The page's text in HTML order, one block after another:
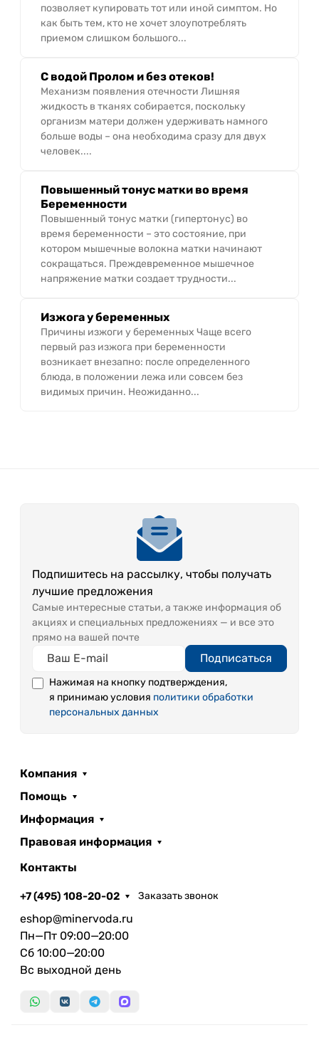
позволяет купировать тот или иной симптом. Но
как быть тем, кто не хочет злоупотреблять
приемом слишком большого...
С водой Пролом и без отеков!
Механизм появления отечности Лишняя
жидкость в тканях собирается, поскольку
организм матери должен удерживать намного
больше воды – она необходима сразу для двух
человек....
Повышенный тонус матки во время
Беременности
Повышенный тонус матки (гипертонус) во
время беременности – это состояние, при
котором мышечные волокна матки начинают
сокращаться. Преждевременное мышечное
напряжение матки создает трудности...
Изжога у беременных
Причины изжоги у беременных Чаще всего
первый раз изжога при беременности
возникает внезапно: после определенного
блюда, в положении лежа или совсем без
видимых причин. Неожиданно...
Подпишитесь на рассылку, чтобы получать
лучшие предложения
Самые интересные статьи, а также информация об
акциях и специальных предложениях — и все это
прямо на вашей почте
Подписаться
Нажимая на кнопку подтверждения,
я принимаю условия политики обработки
персональных данных
Компания
Помощь
Информация
Правовая информация
Контакты
+7 (495) 108-20-02 Заказать звонок
eshop@minervoda.ru
Пн—Пт 09:00—20:00
Сб 10:00—20:00
Вс выходной день